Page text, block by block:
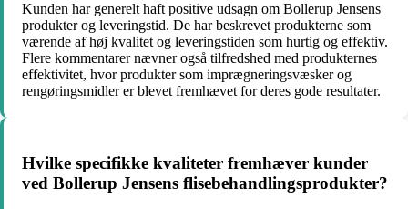
Kunden har generelt haft positive udsagn om Bollerup Jensens
produkter og leveringstid. De har beskrevet produkterne som
værende af høj kvalitet og leveringstiden som hurtig og effektiv.
Flere kommentarer nævner også tilfredshed med produkternes
effektivitet, hvor produkter som imprægneringsvæsker og
rengøringsmidler er blevet fremhævet for deres gode resultater.
Hvilke specifikke kvaliteter fremhæver kunder
ved Bollerup Jensens flisebehandlingsprodukter?